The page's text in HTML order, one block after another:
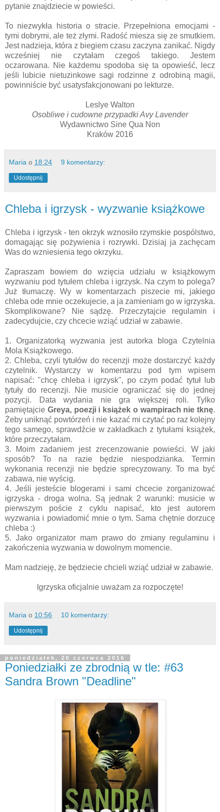
pytanie znajdziecie w powieści.
To niezwykła historia o stracie. Przepełniona emocjami -
tymi dobrymi, ale też złymi. Radość miesza się ze smutkiem.
Jest nadzieja, która z biegiem czasu zaczyna zanikać. Nigdy
wcześniej nie czytałam czegoś takiego. Jestem
oczarowana. Nie każdemu spodoba się ta opowieść, lecz
jeśli lubicie nietuzinkowe sagi rodzinne z odrobiną magii,
powinniście być usatysfakcjonowani po lekturze.
Leslye Walton
Osobliwe i cudowne przypadki Avy Lavender
Wydawnictwo Sine Qua Non
Kraków 2016
Maria o 18:24 9 komentarzy:
Udostępnij
Chleba i igrzysk - wyzwanie książkowe
Chleba i igrzysk - ten okrzyk wznosiło rzymskie pospólstwo,
domagając się pożywienia i rozrywki. Dzisiaj ja zachęcam
Was do wzniesienia tego okrzyku.
Zapraszam bowiem do wzięcia udziału w książkowym
wyzwaniu pod tytułem chleba i igrzysk. Na czym to polega?
Już tłumaczę. Wy w komentarzach piszecie mi, jakiego
chleba ode mnie oczekujecie, a ja zamieniam go w igrzyska.
Skomplikowane? Nie sądzę. Przeczytajcie regulamin i
zadecydujcie, czy chcecie wziąć udział w zabawie.
1. Organizatorką wyzwania jest autorka bloga Czytelnia
Mola Książkowego.
2. Chleba, czyli tytułów do recenzji może dostarczyć każdy
czytelnik. Wystarczy w komentarzu pod tym wpisem
napisać: "chcę chleba i igrzysk", po czym podać tytuł lub
tytuły do recenzji. Nie musicie ograniczać się do jednej
pozycji. Data wydania nie gra większej roli. Tylko
pamiętajcie Greya, poezji i książek o wampirach nie tknę.
Żeby uniknąć powtórzeń i nie kazać mi czytać po raz kolejny
tego samego, sprawdźcie w zakładkach z tytułami książek,
które przeczytałam.
3. Moim zadaniem jest zrecenzowanie powieści. W jaki
sposób? To na razie będzie niespodzianka. Termin
wykonania recenzji nie będzie sprecyzowany. To ma być
zabawa, nie wyścig.
4. Jeśli jesteście blogerami i sami chcecie zorganizować
igrzyska - droga wolna. Są jednak 2 warunki: musicie w
pierwszym poście z cyklu napisać, kto jest autorem
wyzwania i powiadomić mnie o tym. Sama chętnie dorzucę
chleba :)
5. Jako organizator mam prawo do zmiany regulaminu i
zakończenia wyzwania w dowolnym momencie.
Mam nadzieję, że będziecie chcieli wziąć udział w zabawie.
Igrzyska oficjalnie uważam za rozpoczęte!
Maria o 10:56 10 komentarzy:
Udostępnij
poniedziałek, 20 czerwca 2016
Poniedziałki ze zbrodnią w tle: #63
Sandra Brown "Deadline"